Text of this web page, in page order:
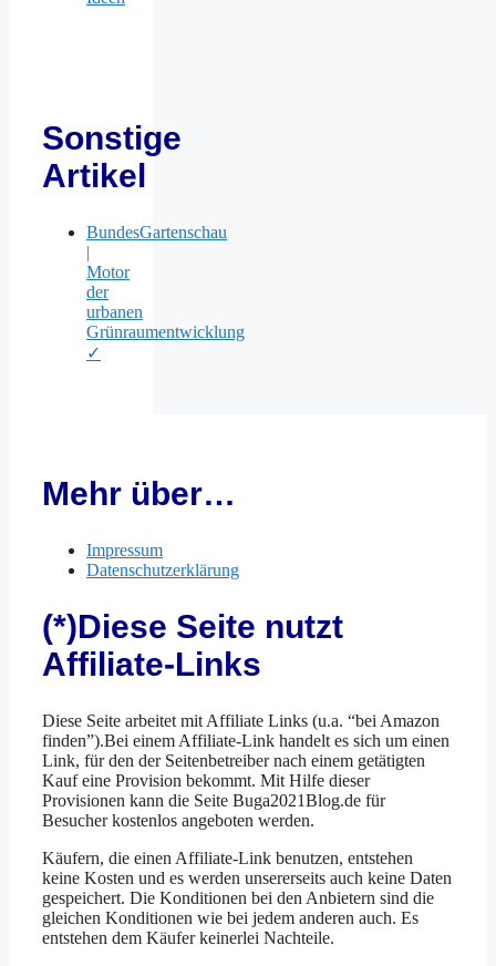
Sonstige
Artikel
BundesGartenschau
|
Motor
der
urbanen
Grünraumentwicklung
✓
Mehr über…
Impressum
Datenschutzerklärung
(*)Diese Seite nutzt
Affiliate-Links
Diese Seite arbeitet mit Affiliate Links (u.a. “bei Amazon
finden”).Bei einem Affiliate-Link handelt es sich um einen
Link, für den der Seitenbetreiber nach einem getätigten
Kauf eine Provision bekommt. Mit Hilfe dieser
Provisionen kann die Seite Buga2021Blog.de für
Besucher kostenlos angeboten werden.
Käufern, die einen Affiliate-Link benutzen, entstehen
keine Kosten und es werden unsererseits auch keine Daten
gespeichert. Die Konditionen bei den Anbietern sind die
gleichen Konditionen wie bei jedem anderen auch. Es
entstehen dem Käufer keinerlei Nachteile.